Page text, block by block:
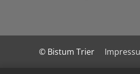
© Bistum Trier